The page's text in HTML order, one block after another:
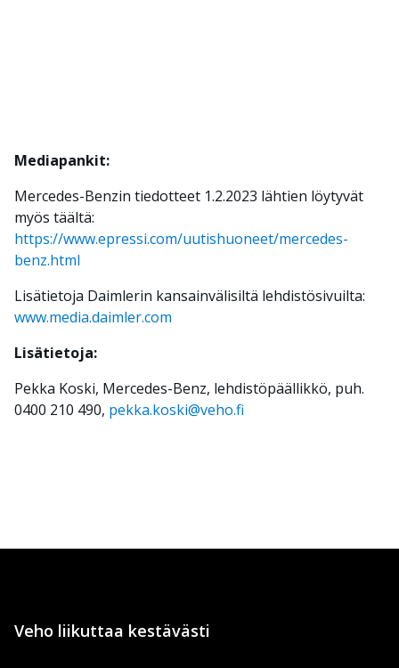
Mediapankit:
Mercedes-Benzin tiedotteet 1.2.2023 lähtien löytyvät
myös täältä:
https://www.epressi.com/uutishuoneet/mercedes-
benz.html
Lisätietoja Daimlerin kansainvälisiltä lehdistösivuilta:
www.media.daimler.com
Lisätietoja:
Pekka Koski, Mercedes-Benz, lehdistöpäällikkö, puh.
0400 210 490, pekka.koski@veho.fi
Veho liikuttaa kestävästi